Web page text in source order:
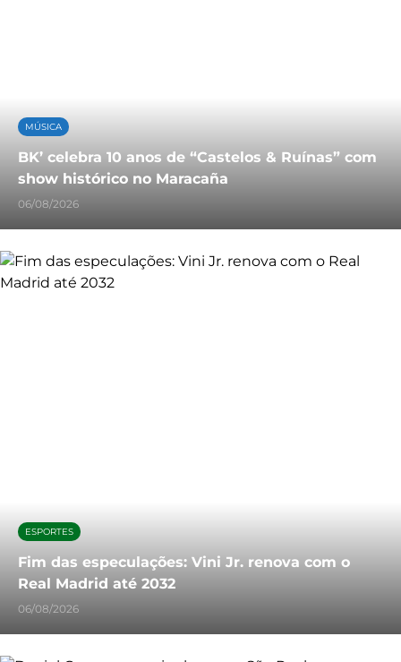
MÚSICA
BK’ celebra 10 anos de “Castelos & Ruínas” com
show histórico no Maracaña
06/08/2026
ESPORTES
Fim das especulações: Vini Jr. renova com o
Real Madrid até 2032
06/08/2026